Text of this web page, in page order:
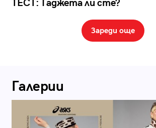
ТЕСТ: Гаджета ли сте?
Зареди още
Галерии